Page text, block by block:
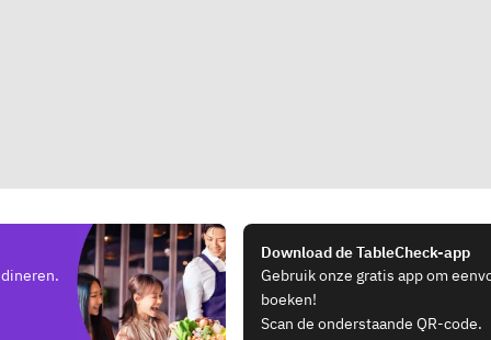
Download de TableCheck-app
Gebruik onze gratis app om
boeken!
Scan de onderstaande QR-code.